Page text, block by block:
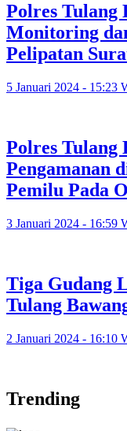
Polres Tulang
Monitoring
Pelipatan
5 Januari 2024 - 15:23
Polres Tulang
Pengamanan
Pemilu Pada
3 Januari 2024 - 16:59
Tiga Gudang
Tulang
2 Januari 2024 - 16:10
Trending